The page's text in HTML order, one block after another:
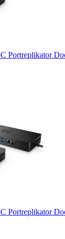
Portreplikator
Portreplikator